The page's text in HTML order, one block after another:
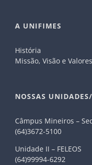
A UNIFIMES
História
Missão, Visão e Valores
NOSSAS
Câmpus Mineiros –
(64)3672-5100
Unidade II – FELEOS
(64)99994-6292